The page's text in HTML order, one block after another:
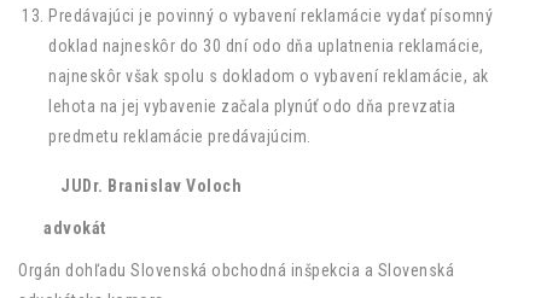
Predávajúci je povinný o vybavení reklamácie vydať písomný
doklad najneskôr do 30 dní odo dňa uplatnenia reklamácie,
najneskôr však spolu s dokladom o vybavení reklamácie, ak
lehota na jej vybavenie začala plynúť odo dňa prevzatia
predmetu reklamácie predávajúcim.
JUDr. Branislav Voloch
advokát
Orgán dohľadu Slovenská obchodná inšpekcia a Slovenská